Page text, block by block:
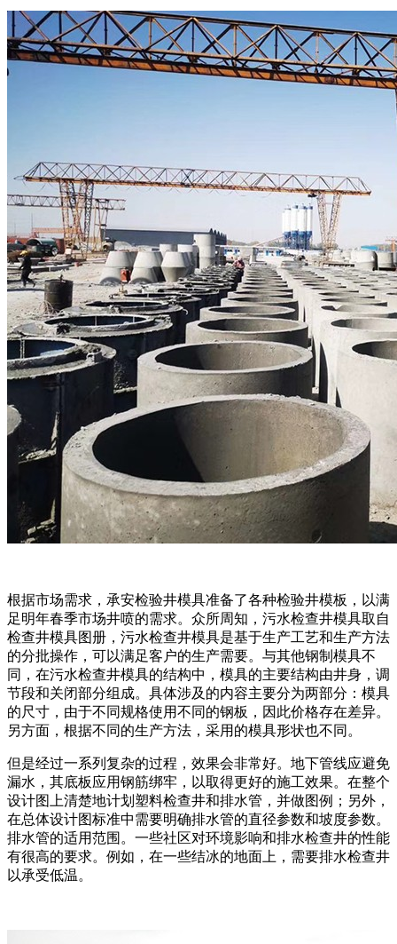
根据市场需求，承安检验井模具准备了各种检验井模板，以满
足明年春季市场井喷的需求。众所周知，污水检查井模具取自
检查井模具图册，污水检查井模具是基于生产工艺和生产方法
的分批操作，可以满足客户的生产需要。与其他钢制模具不
同，在污水检查井模具的结构中，模具的主要结构由井身，调
节段和关闭部分组成。具体涉及的内容主要分为两部分：模具
的尺寸，由于不同规格使用不同的钢板，因此价格存在差异。
另方面，根据不同的生产方法，采用的模具形状也不同。
但是经过一系列复杂的过程，效果会非常好。地下管线应避免
漏水，其底板应用钢筋绑牢，以取得更好的施工效果。在整个
设计图上清楚地计划塑料检查井和排水管，并做图例；另外，
在总体设计图标准中需要明确排水管的直径参数和坡度参数。
排水管的适用范围。一些社区对环境影响和排水检查井的性能
有很高的要求。例如，在一些结冰的地面上，需要排水检查井
以承受低温。